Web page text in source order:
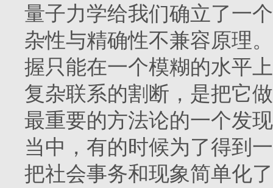
量子力学给我们确立了一
杂性与精确性不兼容原理
握只能在一个模糊的水平
复杂联系的割断，是把它
最重要的方法论的一个发
当中，有的时候为了得到
把社会事务和现象简单化